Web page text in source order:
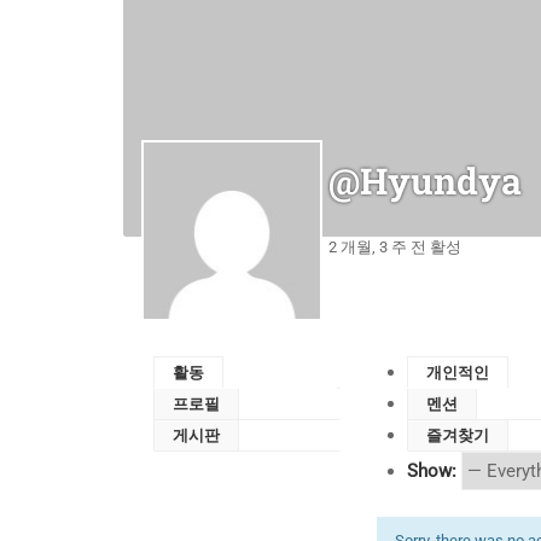
@hyundya
2 개월, 3 주 전 활성
활동
프로필
게시판
개인적인
멘션
즐겨찾기
Show: